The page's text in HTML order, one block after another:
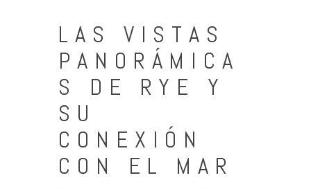
LAS VISTAS
PANORÁMICA
S DE RYE Y
SU
CONEXIÓN
CON EL MAR